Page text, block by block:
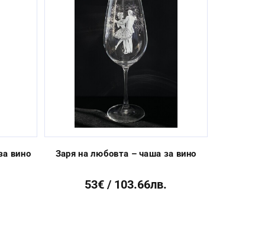
вино Заря на любовта – чаша за вино
53€ / 103.66лв.